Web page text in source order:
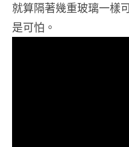
就算隔著幾重玻璃一樣
是可怕。